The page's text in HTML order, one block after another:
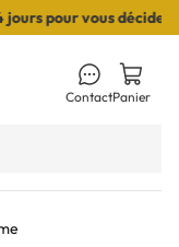
vous décider I
ContactPanier